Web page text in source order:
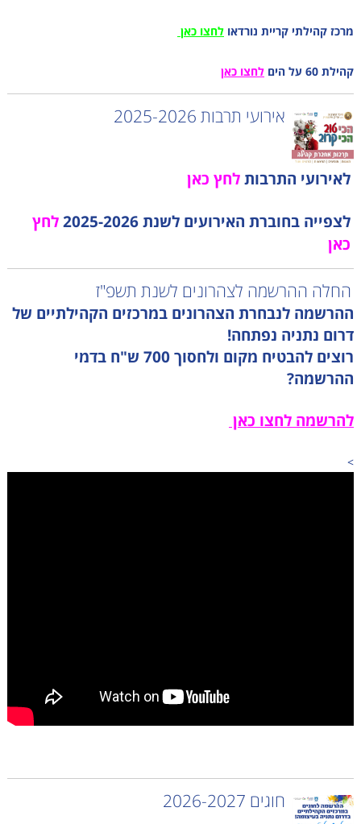
מרכז קהילתי קריית נורדאו לחצו כאן
קהילת 60 על הים לחצו כאן
אירועי תרבות 2025-2026
לאירועי התרבותלחץ כאן
לצפייה בחוברת האירועים לשנת 2025-2026
לחץ
כאן
החלה ההרשמה לצהרונים לשנת תשפ"ז
ההרשמה לנבחרת הצהרונים במרכזים הקהילתיים של
דרום נתניה נפתחה!
רוצים להבטיח מקום ולחסוך 700 ש"ח בדמי
ההרשמה?
להרשמה לחצו כאן
>
חוגים 2026-2027